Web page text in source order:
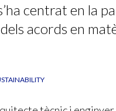
centrat en la
acords en